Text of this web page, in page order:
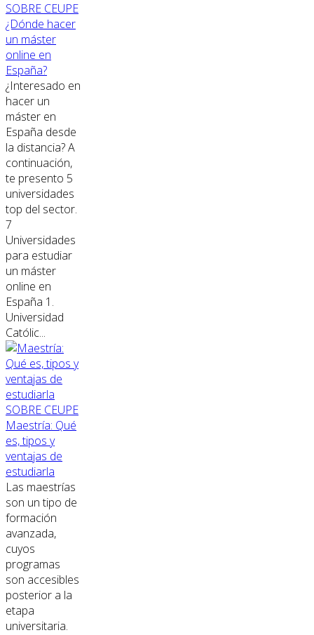
SOBRE CEUPE
¿Dónde hacer
un máster
online en
España?
¿Interesado en
hacer un
máster en
España desde
la distancia? A
continuación,
te presento 5
universidades
top del sector.
7
Universidades
para estudiar
un máster
online en
España 1.
Universidad
Católic...
SOBRE CEUPE
Maestría: Qué
es, tipos y
ventajas de
estudiarla
Las maestrías
son un tipo de
formación
avanzada,
cuyos
programas
son accesibles
posterior a la
etapa
universitaria.